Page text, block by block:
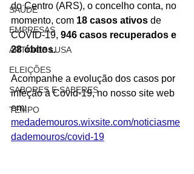
SAÚDE
EMPRESAS
ARTIGOS LUSA
ELEIÇÕES
SABORES E SABERES
TEMPO
do Centro (ARS), o concelho conta, no
momento, com 18 casos ativos de
COVID-19, 946 casos recuperados e
28 óbitos.
Acompanhe a evolução dos casos por
infeção à Covid-19, no nosso site web
em:
medademouros.wixsite.com/noticiasme
dademouros/covid-19